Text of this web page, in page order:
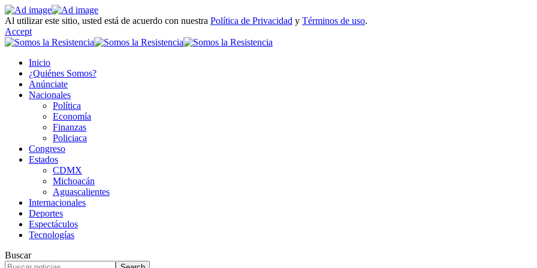
Al utilizar este sitio, usted está de acuerdo con nuestra Política de Privacidad y Términos de uso.
Accept
Inicio
¿Quiénes Somos?
Anúnciate
Nacionales
Política
Economía
Finanzas
Policiaca
Congreso
Estados
CDMX
Michoacán
Aguascalientes
Internacionales
Deportes
Espectáculos
Tecnologías
Buscar